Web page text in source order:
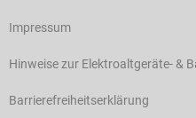
Impressum
Hinweise zur Elektroaltgeräte- &
Barrierefreiheitserklärung